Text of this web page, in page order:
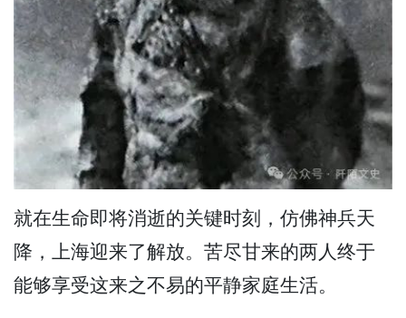
就在生命即将消逝的关键时刻，仿佛神兵天
降，上海迎来了解放。苦尽甘来的两人终于
能够享受这来之不易的平静家庭生活。